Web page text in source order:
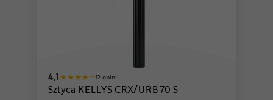
4,1 12 opinii
Sztyca KELLYS CRX/URB 70 S